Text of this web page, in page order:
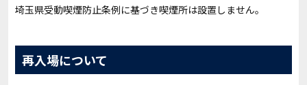
埼玉県受動喫煙防止条例に基づき喫煙所は設置しません。
再入場について